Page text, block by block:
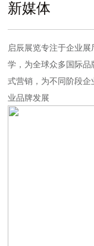
新媒体
启辰展览专注于企业
学，为全球众多国际
式营销，为不同阶段
业品牌发展